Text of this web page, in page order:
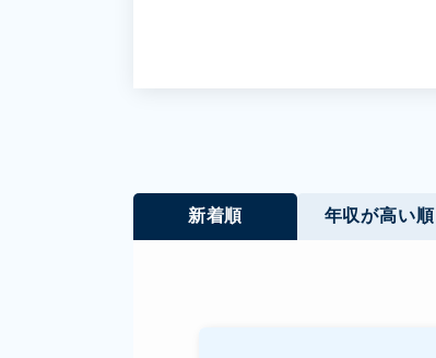
新着順 年収が高い順